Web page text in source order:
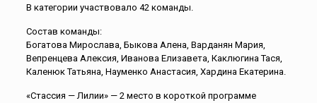
В категории участвовало 42 команды.
Состав команды:
Богатова Мирослава, Быкова Алена, Варданян Мария,
Вепренцева Алексия, Иванова Елизавета, Каклюгина Тася,
Каленюк Татьяна, Науменко Анастасия, Хардина Екатерина.
«Стассия — Лилии» — 2 место в короткой программе